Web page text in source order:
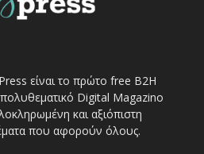
είναι το πρώτο free Β2Η
Digital Magazino
και αξιόπιστη
που αφορούν όλους.